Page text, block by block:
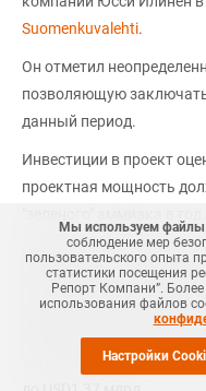
Suomenkuvalehti.
Он отметил
позволяющую
данный период.
Инвестиции в проект
проектная мощность
Предприятие
зоне Луолала в
завода по
Uusikaupunki. Завод
Yara. В 2025 году ее
Мы используем файлы
соблюдение мер
пользовательского опыта
статистики посещения
Репорт Компани”.
использования файлов
Настройки